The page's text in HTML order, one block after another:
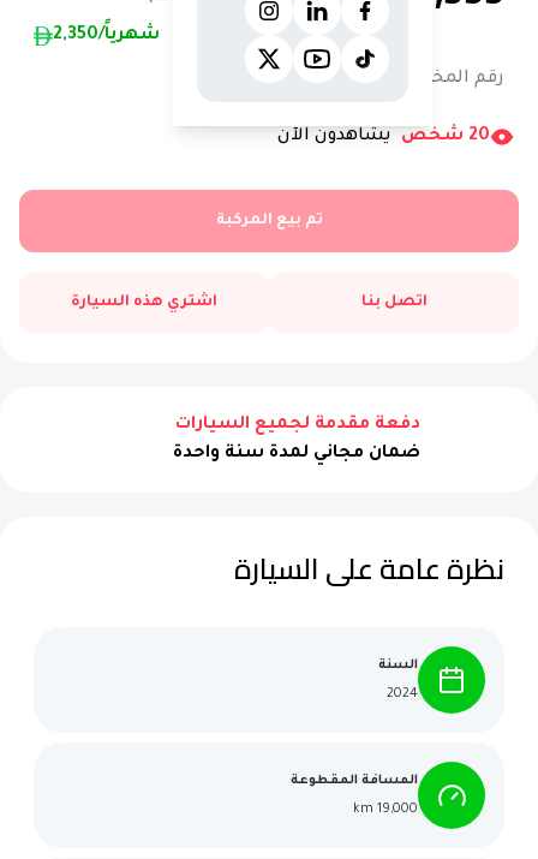
2,350 /شهرياً
رقم المخزون:
20 شخص يشاهدون الآن
تم بيع المركبة
اتصل بنا اشتري هذه السيارة
دفعة مقدمة لجميع السيارات
ضمان مجاني لمدة سنة واحدة
نظرة عامة على السيارة
السنة
2024
المسافة المقطوعة
19,000 km